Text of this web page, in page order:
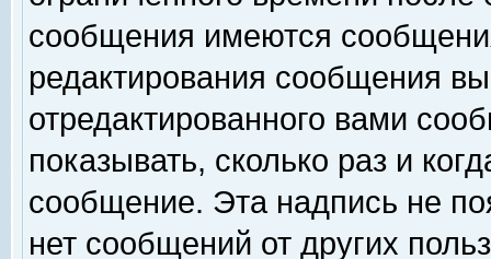
сообщения имеются
редактирования сообщения
отредактированного вами
показывать, сколько раз и
сообщение. Эта надпись не
нет сообщений от других